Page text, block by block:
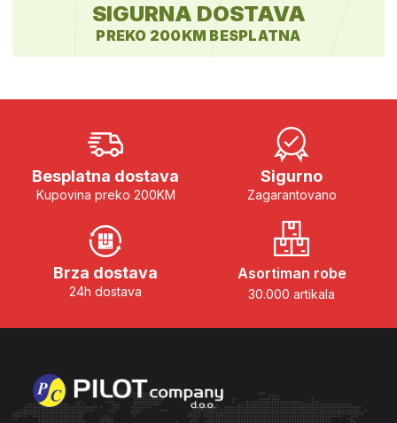
SIGURNA DOSTAVA
PREKO 200KM BESPLATNA
Besplatna dostava
Kupovina preko 200KM
Sigurno
Zagarantovano
Brza dostava
24h dostava
Asortiman robe
30.000 artikala